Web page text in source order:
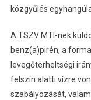
közgyűlés
A TSZV MTI-nek
benz(a)pirén, a
levegőterheltségi
felszín alatti vízre
szabályozását,